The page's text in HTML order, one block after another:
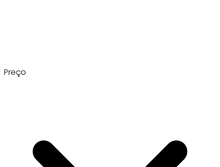
Preço